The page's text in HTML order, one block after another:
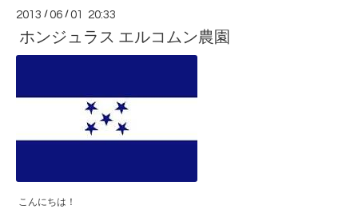
2013 /06 /01 20:33
ホンジュラス エルコムン農園
こんにちは！